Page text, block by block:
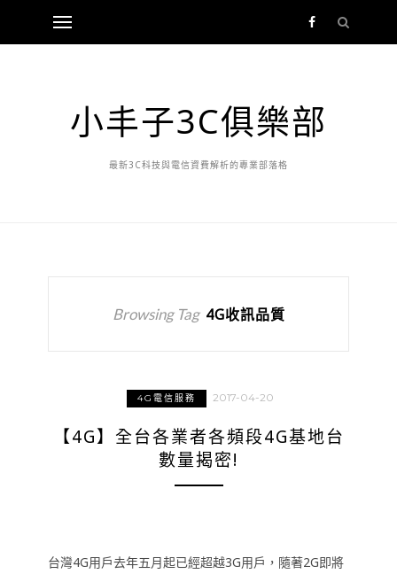
小丰子3C俱樂部
最新3C科技與電信資費解析的專業部落格
Browsing Tag 4G收訊品質
4G電信服務 2017-04-20
【4G】全台各業者各頻段4G基地台
數量揭密!
台灣4G用戶去年五月起已經超越3G用戶，隨著2G即將